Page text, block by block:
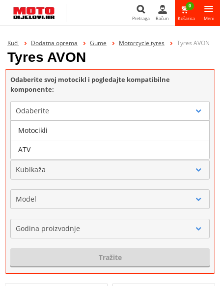
Pretraga
Pretraga Račun
0
Košarica Meni
Kući Dodatna oprema Gume Motorcycle tyres Tyres AVON
Tyres AVON
Odaberite svoj motocikl i pogledajte kompatibilne
komponente:
Odaberite
Marka
Kubikaža
Model
Godina proizvodnje
Tražite
Motocikli
ATV